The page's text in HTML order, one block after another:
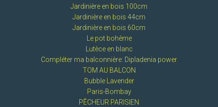
Jardinière en bois 100cm
Jardinière en bois 44cm
Jardinière en bois 60cm
Le pot bohème
Lutèce en blanc
Compléter ma balconnière: Dipladenia power
TOM AU BALCON
Bubble Lavender
Paris-Bombay
PÊCHEUR PARISIEN